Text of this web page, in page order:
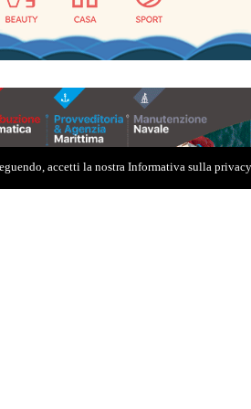
accetti la nostra Informativa sulla